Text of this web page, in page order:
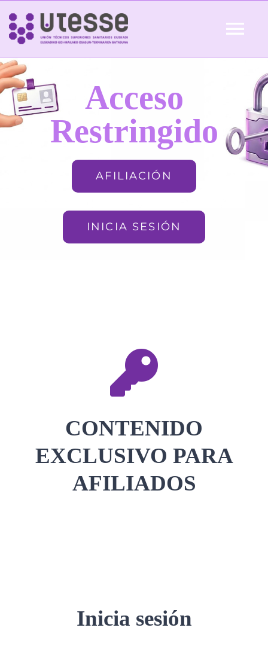
Skip
content
Inicio
QUIÉNES SOMOS Acceso
Restringido
AFILIACIÓN
INICIA SESIÓN
CONTENIDO
EXCLUSIVO PARA
AFILIADOS
Inicia sesión